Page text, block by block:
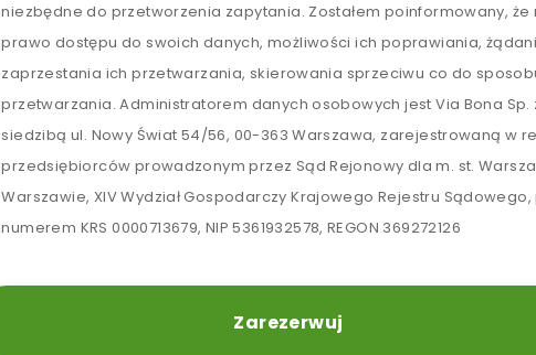
niezbędne do przetworzenia zapytania. Zostałem poinformowany, że
prawo dostępu do swoich danych, możliwości ich poprawiania,
zaprzestania ich przetwarzania, skierowania sprzeciwu co do
przetwarzania. Administratorem danych osobowych jest Via Bona Sp.
siedzibą ul. Nowy Świat 54/56, 00-363 Warszawa, zarejestrowaną w
przedsiębiorców prowadzonym przez Sąd Rejonowy dla m. st.
Warszawie, XIV Wydział Gospodarczy Krajowego Rejestru
numerem KRS 0000713679, NIP 5361932578, REGON 369272126
Zarezerwuj